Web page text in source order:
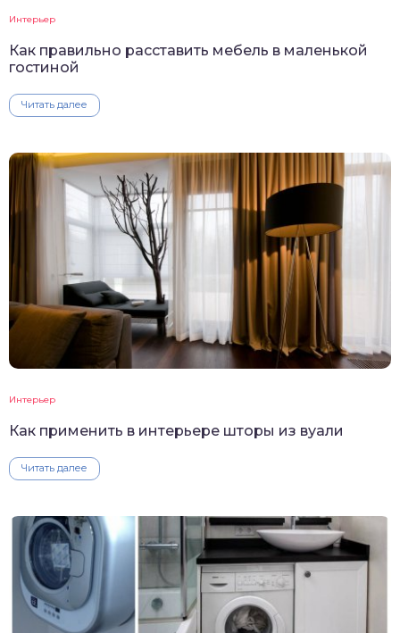
Интерьер
Как правильно расставить мебель в маленькой
гостиной
Читать далее
Интерьер
Как применить в интерьере шторы из вуали
Читать далее